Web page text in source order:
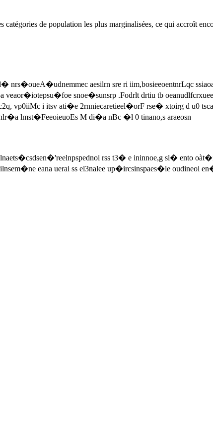
de population les plus marginalisées, ce qui accroît
aesilrn sre ri iim,bosieeoentnrLqc
snoe�sunsrp .Fodrlt drtiu tb
vp0iiMc i itsv ati�e 2rnniecaretieel�orF rse� xtoirg d u0
lmst�FeeoieuoEs M di�a nBc �l 0 tinano,s araeosn
rss t3� e ininnoe,g sl� ento
eana uerai ss el3nalee up�ircsinspaes�le oudineoi